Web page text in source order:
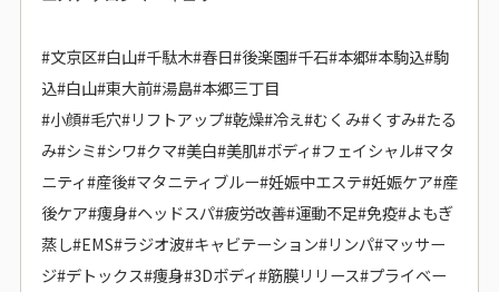
#文京区#白山#千駄木#春日#後楽園#千石#本郷#本駒込#駒
込#白山#東大前#湯島#本郷三丁目
#小顔#毛穴#リフトアップ#乾燥#冷え#むくみ#くすみ#たる
み#シミ#シワ#クマ#美白#美肌#ボディ#フェイシャル#マタ
ニティ#産後#マタニティブルー#妊娠中エステ#妊娠ケア#産
後ケア#痩身#ヘッドスパ#疲労改善#運動不足#免疫#よもぎ
蒸し#EMS#ラジオ波#キャビテーション#リンパ#マッサー
ジ#デトックス#痩身#3Dボディ#筋膜リリース#プライベー